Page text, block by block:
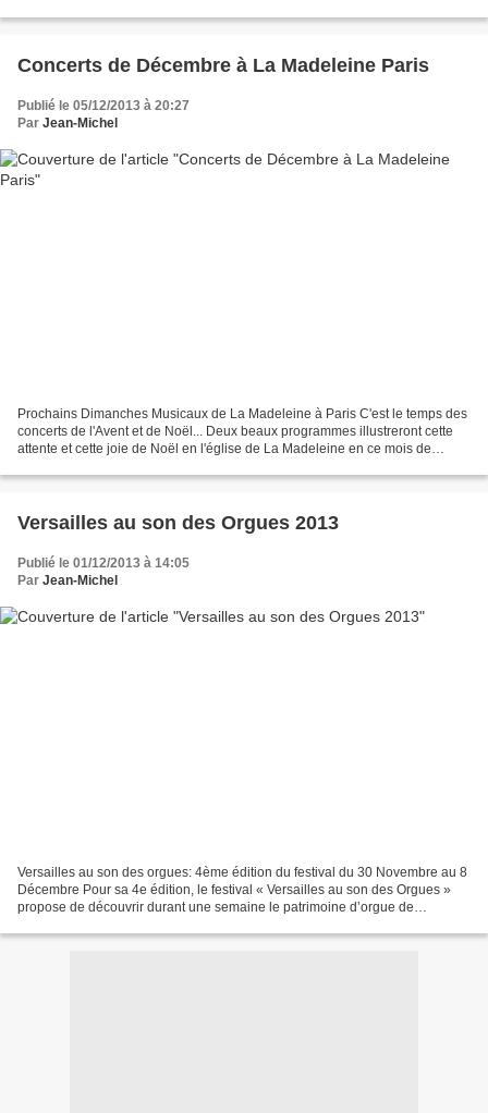
Concerts de Décembre à La Madeleine Paris
Publié le 05/12/2013 à 20:27
Par Jean-Michel
Prochains Dimanches Musicaux de La Madeleine à Paris C'est le temps des
concerts de l'Avent et de Noël... Deux beaux programmes illustreront cette
attente et cette joie de Noël en l'église de La Madeleine en ce mois de
Versailles au son des Orgues 2013
Publié le 01/12/2013 à 14:05
Par Jean-Michel
Versailles au son des orgues: 4ème édition du festival du 30 Novembre au 8
Décembre Pour sa 4e édition, le festival « Versailles au son des Orgues »
propose de découvrir durant une semaine le patrimoine d’orgue de